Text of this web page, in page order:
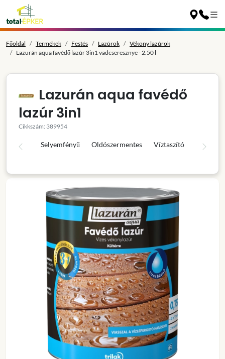
Főoldal Termékek Festés Lazúrok
Vékony lazúrok
Lazurán aqua favédő lazúr 3in1 vadcseresznye - 2.50 l
Lazurán aqua favédő
lazúr 3in1
Cikkszám: 389954
Selyemfényű Oldószermentes Víztaszító